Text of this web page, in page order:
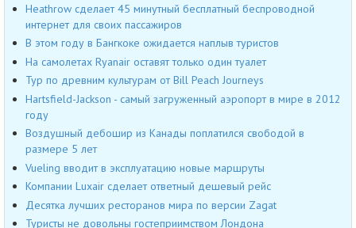
Heathrow сделает 45 минутный бесплатный беспроводной
интернет для своих пассажиров
В этом году в Бангкоке ожидается наплыв туристов
На самолетах Ryanair оставят только один туалет
Тур по древним культурам от Bill Peach Journeys
Hartsfield-Jackson - самый загруженный аэропорт в мире в 2012
году
Воздушный дебошир из Канады поплатился свободой в
размере 5 лет
Vueling вводит в эксплуатацию новые маршруты
Компании Luxair сделает ответный дешевый рейс
Десятка лучших ресторанов мира по версии Zagat
Туристы не довольны гостеприимством Лондона